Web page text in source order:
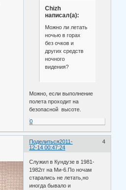
Chizh
написал(а):
Можно ли летать
ночью в горах
без очков и
других средств
ночного
видения?
Можно, если выполнение
полета проходит на
безопасной высоте.
0
Поделиться 4
2011-
12-14 00:47:24
Служил в Кундузе в 1981-
1982гг на Ми-6.По ночам
старались не летать,но
иногда бывало и